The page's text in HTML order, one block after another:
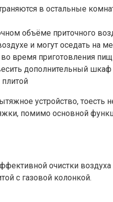
в остальные
объёме приточного
и могут оседать на
время приготовления
дополнительный шкаф
плитой
устройство, тоесть
помимо основной
очистки
с газовой колонкой.